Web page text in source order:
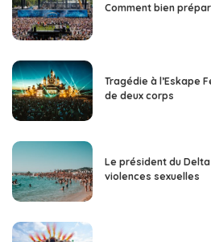
Comment bien
Tragédie à l’Eskape
de deux corps
Le président du
violences sexuelles